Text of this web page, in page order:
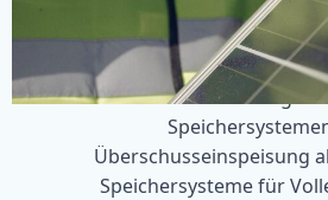
Wir bauen PV-Anlagen
Überschusseinspeisung
Speichersysteme für